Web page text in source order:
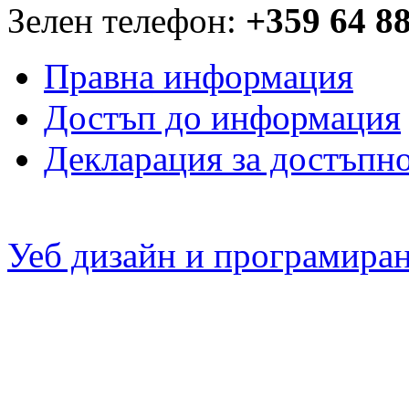
Зелен телефон: +359 64
Правна информация
Достъп до информация
Декларация за
Уеб дизайн и